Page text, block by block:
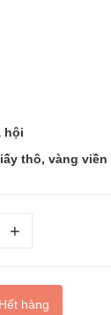
hội
thô, vàng viền
Hết hàng